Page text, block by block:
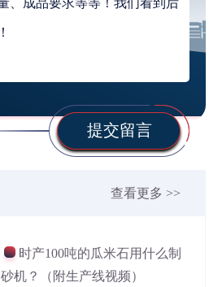
提交留言
查看更多 >>
时产100吨的瓜米石用什么制
砂机？（附生产线视频）